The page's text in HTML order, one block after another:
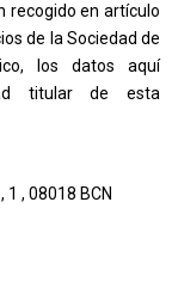
recogido en artículo
de la Sociedad de
los datos aquí
titular de esta
, 08018 BCN